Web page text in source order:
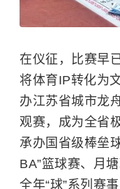
在仪征，比赛早
将体育IP转化为
办江苏省城市龙
观赛，成为全省
承办国省级棒垒
BA”篮球赛、月
全年“球”系列赛